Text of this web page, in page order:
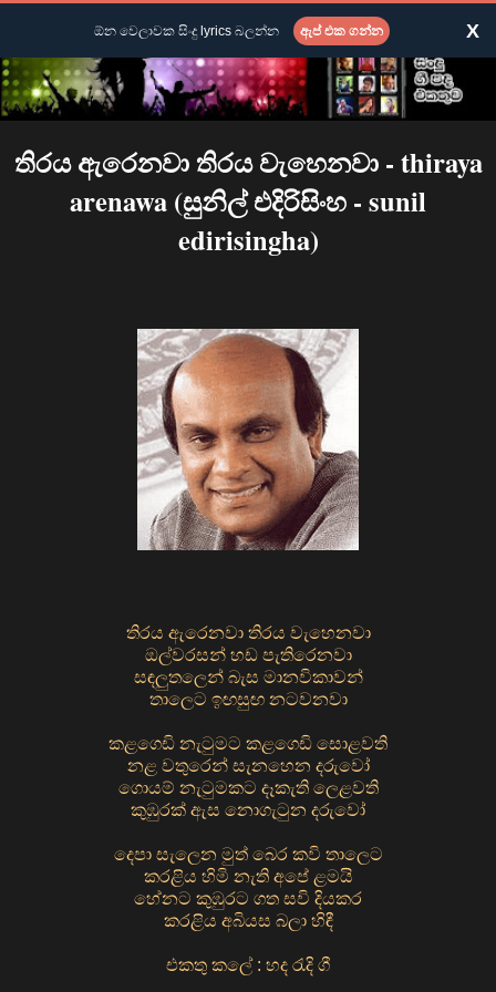
තිරය ඇරෙනවා තිරය වැහෙනවා - thiraya
arenawa (සුනිල් එදිරිසිංහ - sunil
edirisingha)
තිරය ඇරෙනවා තිරය වැහෙනවා
ඔල්වරසන් හඩ පැතිරෙනවා
සඳලුතලෙන් බැස මානවිකාවන්
තාලෙට ඉඟසුඟ නටවනවා
කළගෙඩි නැටුමට කළගෙඩි සොළවති
නළ වතුරෙන් සැනහෙන දරුවෝ
ගොයම් නැටුමකට දෑකැති ලෙළවති
කුඹුරක් ඇස නොගැටුන දරුවෝ
දෙපා සැලෙන මුත් බෙර කවි තාලෙට
කරළිය හිමි නැති අපේ ළමයි
හේනට කුඹුරට ගත සවි දියකර
කරළිය අබියස බලා හිඳී
එකතු කලේ : හද රැදි ගී
ඕන වෙලාවක සිංදු lyrics බලන්න ඇප් එක ගන්න X